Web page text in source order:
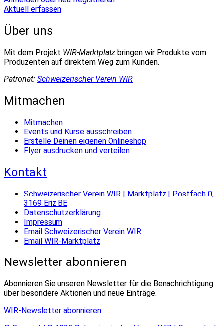
Aktuell erfassen
Über uns
Mit dem Projekt WIR-Marktplatz bringen wir Produkte vom
Produzenten auf direktem Weg zum Kunden.
Patronat: Schweizerischer Verein WIR
Mitmachen
Mitmachen
Events und Kurse ausschreiben
Erstelle Deinen eigenen Onlineshop
Flyer ausdrucken und verteilen
Kontakt
Schweizerischer Verein WIR | Marktplatz | Postfach 0,
3169 Eriz BE
Datenschutzerklärung
Impressum
Email Schweizerischer Verein WIR
Email WIR-Marktplatz
Newsletter abonnieren
Abonnieren Sie unseren Newsletter für die Benachrichtigung
über besondere Aktionen und neue Einträge.
WIR-Newsletter abonnieren